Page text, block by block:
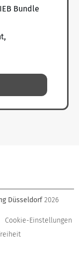
Bundle
Düsseldorf 2026
Cookie-Einstellungen